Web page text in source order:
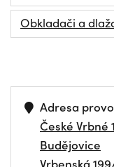
Obkladači a
Adresa
České Vrbné
Budějovice
Vrbenská